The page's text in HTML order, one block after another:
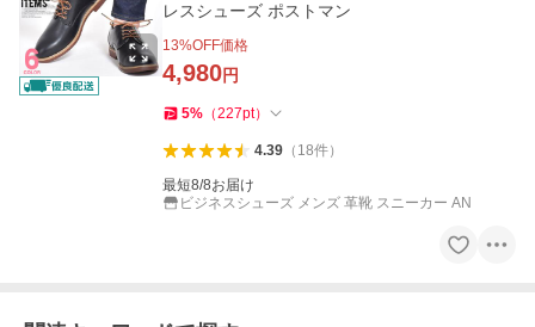
レスシューズ ポストマン
13%OFF価格
4,980円
5% （227pt）
4.39（ 18件）
最短8/8お届け
ビジネスシューズ メンズ 革靴 スニーカー AN